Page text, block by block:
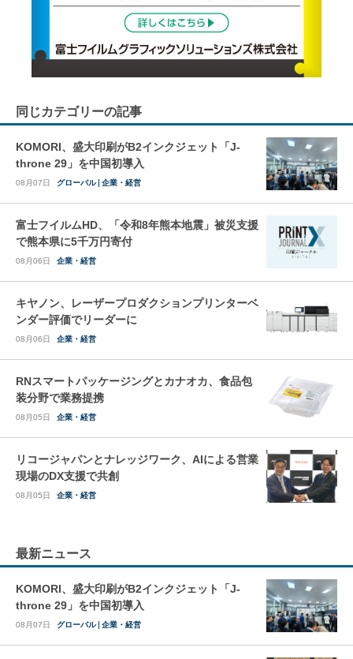
同じカテゴリーの記事
KOMORI、盛大印刷がB2インクジェット「J-
throne 29」を中国初導入
08月07日 グローバル 企業・経営
富士フイルムHD、「令和8年熊本地震」被災支援
で熊本県に5千万円寄付
08月06日 企業・経営
キヤノン、レーザープロダクションプリンターベ
ンダー評価でリーダーに
08月06日 企業・経営
RNスマートパッケージングとカナオカ、食品包
装分野で業務提携
08月05日 企業・経営
リコージャパンとナレッジワーク、AIによる営業
現場のDX支援で共創
08月05日 企業・経営
最新ニュース
KOMORI、盛大印刷がB2インクジェット「J-
throne 29」を中国初導入
08月07日 グローバル 企業・経営